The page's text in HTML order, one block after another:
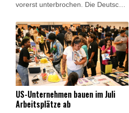
vorerst unterbrochen. Die Deutsche
europäische Zugsicherungssystem
des französischen Herstellers
Alstom verantwortlich und fordert
eine umgehende Behebung der
Fehler. Alstom erklärte am
Freitagabend, seine Teams
arbeiteten "mit Hochdruck" und eng
mit der Bahn daran, die technischen
Schwierigkeiten zu beheben.
US-Unternehmen bauen im Juli
Arbeitsplätze ab